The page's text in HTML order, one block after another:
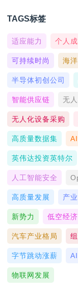
TAGS标签
适应能力 个人
可持续时尚 海
半导体初创公司
智能供应链 无
无人化设备采购
高质量数据集
英伟达投资英特尔
人工智能安全
高质量发展 产
新势力 低空经济
汽车产业格局
字节跳动涨薪
物联网发展